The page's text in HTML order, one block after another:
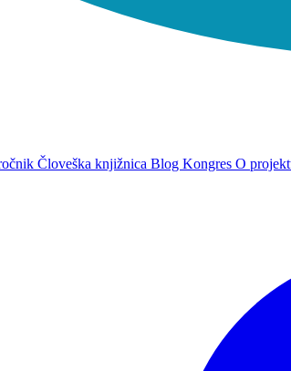
Človeška knjižnica Blog Kongres O